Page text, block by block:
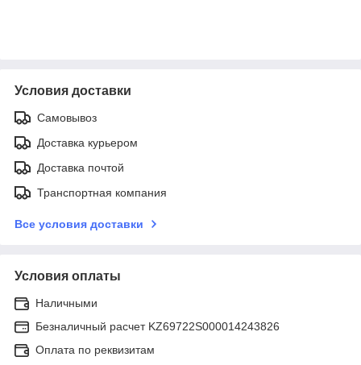
Условия доставки
Самовывоз
Доставка курьером
Доставка почтой
Транспортная компания
Все условия доставки
Условия оплаты
Наличными
Безналичный расчет KZ69722S000014243826
Оплата по реквизитам